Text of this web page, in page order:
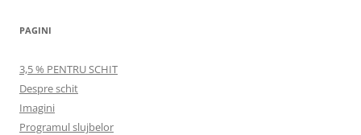
PAGINI
3,5 % PENTRU SCHIT
Despre schit
Imagini
Programul slujbelor